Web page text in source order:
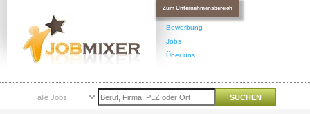
Zum Unternehmensbereich
Bewerbung
Jobs
Über uns